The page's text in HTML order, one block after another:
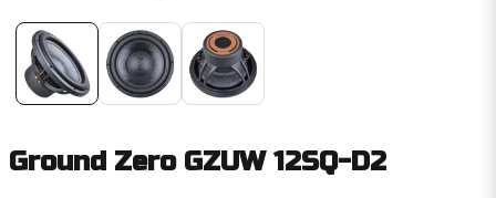
Ground Zero GZUW 12SQ-D2